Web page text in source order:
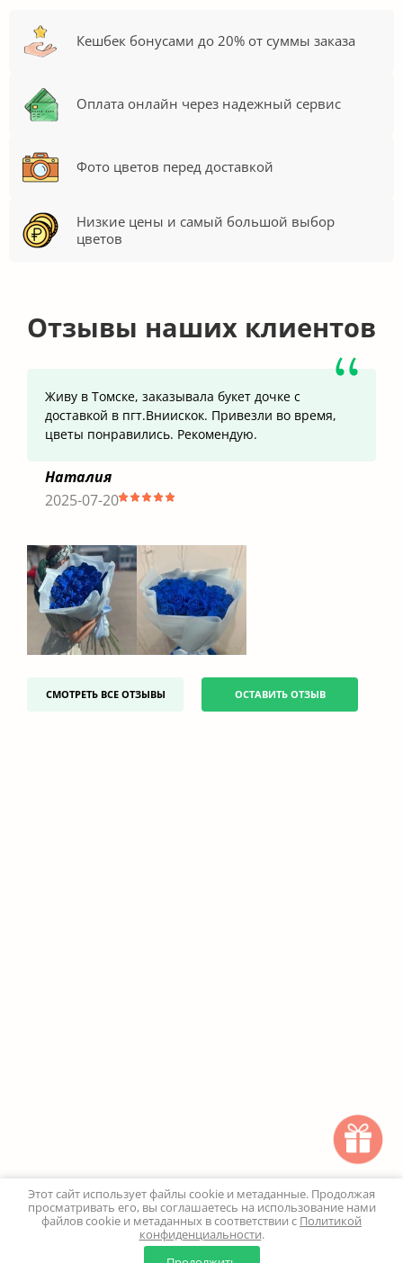
Кешбек бонусами до 20% от суммы заказа
Оплата онлайн через надежный сервис
Фото цветов перед доставкой
Низкие цены и самый большой выбор
цветов
Отзывы наших клиентов
Живу в Томске, заказывала букет дочке с
доставкой в пгт.Вниискок. Привезли во время,
цветы понравились. Рекомендую.
Наталия
2025-07-20
СМОТРЕТЬ ВСЕ ОТЗЫВЫ ОСТАВИТЬ ОТЗЫВ
0
Этот сайт использует файлы cookie и метаданные. Продолжая
просматривать его, вы соглашаетесь на использование нами
файлов cookie и метаданных в соответствии с Политикой
конфиденциальности.